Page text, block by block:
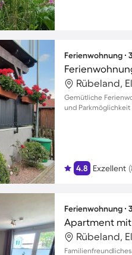
Ferienwohnung ∙
Rübeland,
Gemütliche
und Parkmöglichkeit
4.8 Exzellent
Ferienwohnung ∙
Apartment mit
Rübeland,